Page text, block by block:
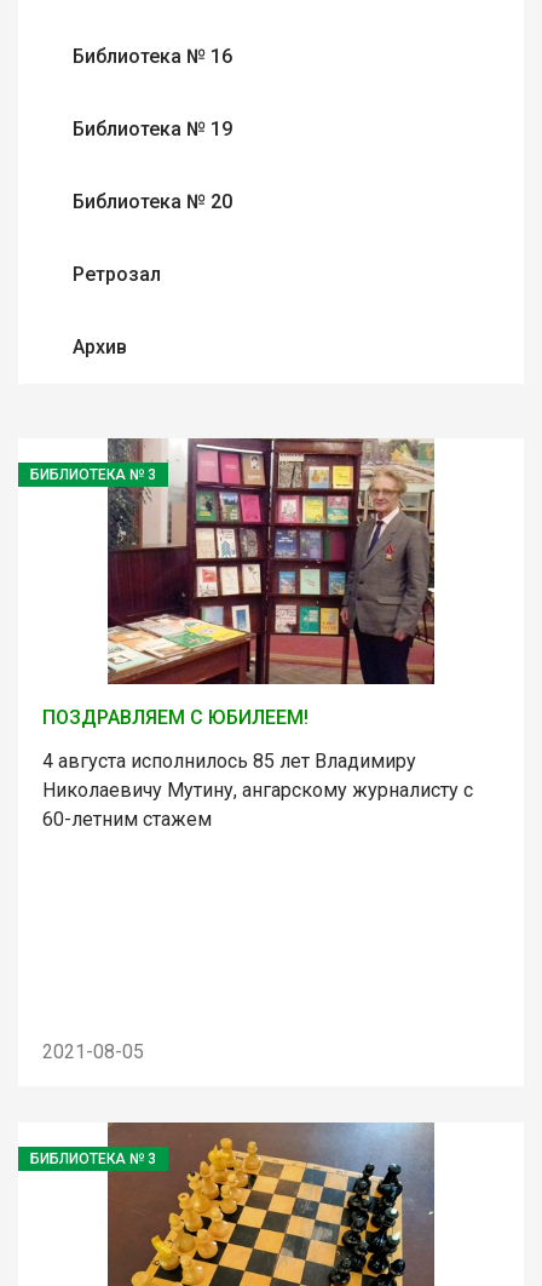
Библиотека № 16
Библиотека № 19
Библиотека № 20
Ретрозал
Архив
БИБЛИОТЕКА № 3
ПОЗДРАВЛЯЕМ С ЮБИЛЕЕМ!
4 августа исполнилось 85 лет Владимиру
Николаевичу Мутину, ангарскому журналисту с
60-летним стажем
2021-08-05
БИБЛИОТЕКА № 3